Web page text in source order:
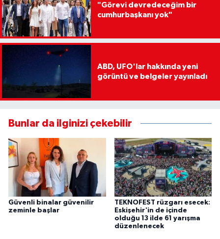
"Görevi devredeceğim bir
cumhurbaşkanı yok"
ABD, UFO'lar hakkında yeni
görüntü ve belgeler yayınladı
Bunlar da ilginizi çekebilir
Güvenli binalar güvenilir
zeminle başlar
TEKNOFEST rüzgarı esecek:
Eskişehir'in de içinde
olduğu 13 ilde 61 yarışma
düzenlenecek